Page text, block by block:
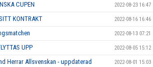
CUPEN 2022-08-23 16:47
KONTRAKT 2022-08-16 16:46
2022-08-13 07:21
UPP 2022-08-05 15:12
Herrar Allsvenskan - uppdaterad 2022-08-01 15:03